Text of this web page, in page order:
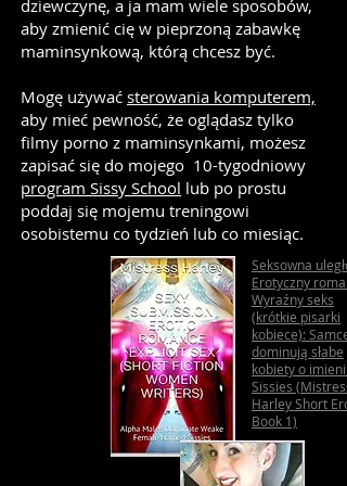
dziewczynę, a ja mam wiele sposobów,
aby zmienić cię w pieprzoną zabawkę
maminsynkową, którą chcesz być.
Mogę używać sterowania komputerem,
aby mieć pewność, że oglądasz tylko
filmy porno z maminsynkami, możesz
zapisać się do mojego 10-tygodniowy
program Sissy School lub po prostu
poddaj się mojemu treningowi
osobistemu co tydzień lub co miesiąc.
Seksowna
Erotyczny
Wyraźny seks
(krótkie pisarki
kobiece):
dominują słabe
kobiety o imieniu
Sissies (Mistress
Harley Short
Book 1)